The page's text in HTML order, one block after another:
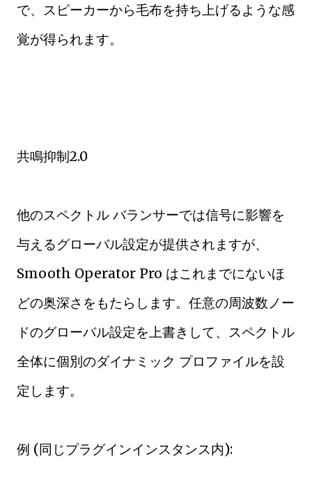
で、スピーカーから毛布を持ち上げるような感
覚が得られます。
共鳴抑制2.0
他のスペクトル バランサーでは信号に影響を
与えるグローバル設定が提供されますが、
Smooth Operator Pro はこれまでにないほ
どの奥深さをもたらします。任意の周波数ノー
ドのグローバル設定を上書きして、スペクトル
全体に個別のダイナミック プロファイルを設
定します。
例 (同じプラグインインスタンス内):